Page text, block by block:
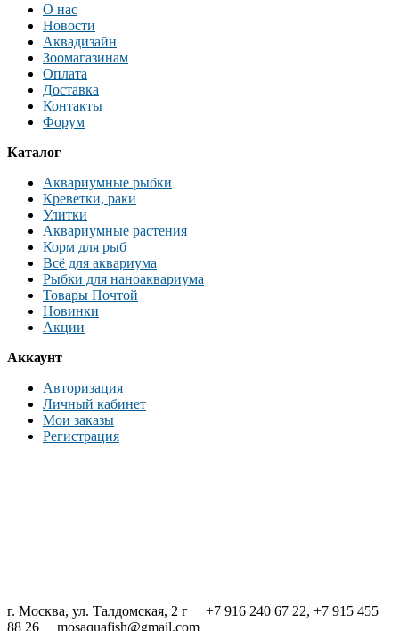
О нас
Новости
Аквадизайн
Зоомагазинам
Оплата
Доставка
Контакты
Форум
Каталог
Аквариумные рыбки
Креветки, раки
Улитки
Аквариумные растения
Корм для рыб
Всё для аквариума
Рыбки для наноаквариума
Товары Почтой
Новинки
Акции
Аккаунт
Авторизация
Личный кабинет
Мои заказы
Регистрация
г. Москва, ул. Талдомская, 2 г +7 916 240 67 22, +7 915 455
88 26 mosaquafish@gmail.com